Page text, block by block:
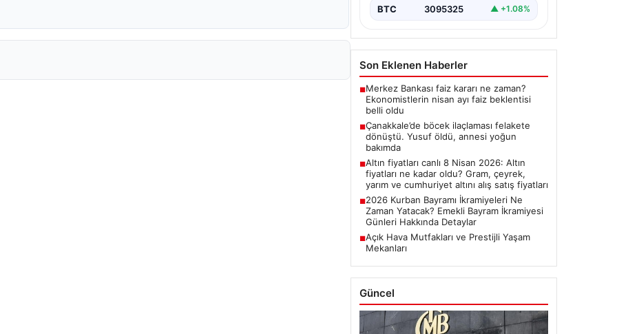
BTC 3095325 ▲ +1.08%
Son Eklenen Haberler
■Merkez Bankası faiz kararı ne zaman?
Ekonomistlerin nisan ayı faiz beklentisi
belli oldu
■Çanakkale’de böcek ilaçlaması felakete
dönüştü. Yusuf öldü, annesi yoğun
bakımda
■Altın fiyatları canlı 8 Nisan 2026: Altın
fiyatları ne kadar oldu? Gram, çeyrek,
yarım ve cumhuriyet altını alış satış fiyatları
■2026 Kurban Bayramı İkramiyeleri Ne
Zaman Yatacak? Emekli Bayram İkramiyesi
Günleri Hakkında Detaylar
■Açık Hava Mutfakları ve Prestijli Yaşam
Mekanları
Güncel